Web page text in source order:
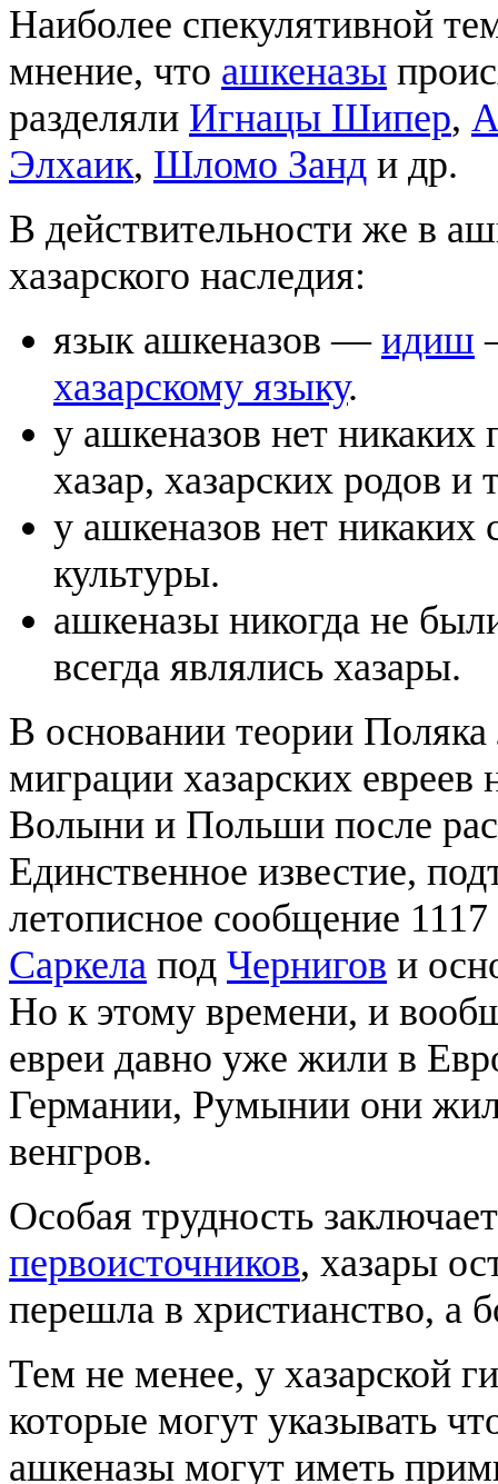
Наиболее спекулятивной
мнение, что ашкеназы
разделяли Игнацы Шипер,
Элхаик, Шломо Занд и др.
В действительности же в
хазарского наследия:
язык ашкеназов — идиш
хазарскому языку.
у ашкеназов нет
хазар, хазарских родов и
у ашкеназов нет никаких
культуры.
ашкеназы никогда не
всегда являлись хазары.
В основании теории
миграции хазарских евреев
Волыни и Польши после
Единственное известие,
летописное сообщение 1117
Саркела под Чернигов и
Но к этому времени, и
евреи давно уже жили в
Германии, Румынии они
венгров.
Особая трудность
первоисточников, хазары
перешла в христианство, а
Тем не менее, у хазарской
которые могут указывать
ашкеназы могут иметь